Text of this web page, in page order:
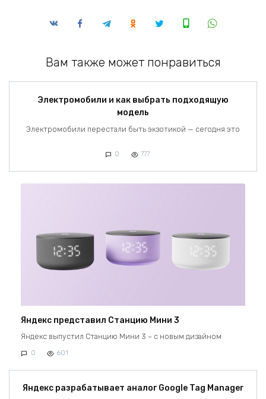
Вам также может понравиться
Электромобили и как выбрать подходящую
модель
Электромобили перестали быть экзотикой — сегодня это
0 777
Яндекс представил Станцию Мини 3
Яндекс выпустил Станцию Мини 3 – с новым дизайном
0 601
Яндекс разрабатывает аналог Google Tag Manager